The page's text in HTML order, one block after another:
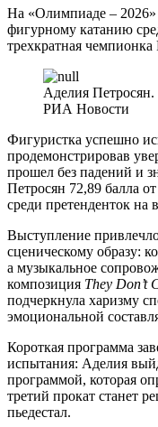
На «Олимпиаде –
фигурному катанию
трехкратная
Аделия
РИА Новости
Фигуристка успешно
продемонстрировав
прошел без падений и
Петросян 72,89 балла
среди претенденток на
Выступление
сценическому образу:
а музыкальное
композиция They Don’t
подчеркнула харизму
эмоциональной
Короткая программа
испытания: Аделия
программой, которая
третий прокат станет
пьедестал.